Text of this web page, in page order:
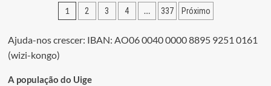
SIGNIFICA
KIKONGO?
Paginação
conteúdos
1 2 3 4 … 337 Próximo
Ajuda-nos crescer: IBAN: AO06 0040 0000 8895 9251 0161
(wizi-kongo)
A população do Uige